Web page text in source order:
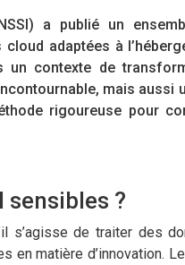
a publié un
adaptées à
un contexte de
mais aussi
rigoureuse pour
?
s’agisse de traiter des
en matière d’innovation.